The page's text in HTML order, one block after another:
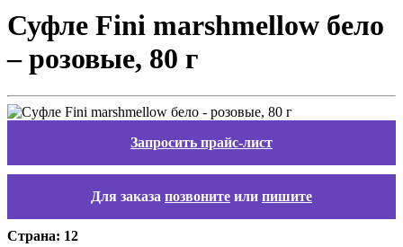
Суфле Fini marshmellow бело
– розовые, 80 г
Запросить прайс-лист
Для заказа позвоните или пишите
Страна: 12